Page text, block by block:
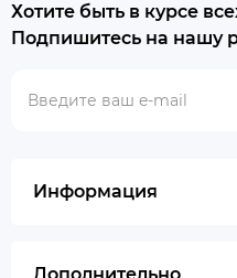
Хотите быть в курсе
Подпишитесь на нашу
Информация